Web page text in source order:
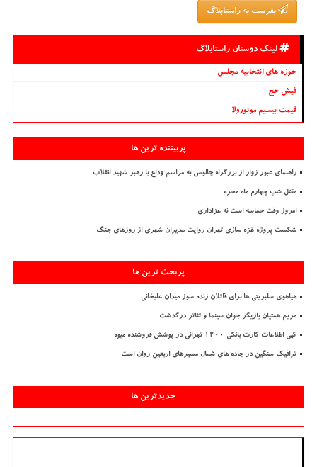
بفرست به راستابلاگ
لینک دوستان راستابلاگ
حوزه های انتخابیه مجلس
فیش حج
قیمت بیسیم موتورولا
پربیننده ترین ها
راهنمای عبور زوار از بزرگراه چالوس به مراسم وداع با رهبر شهید انقلاب
مقتل شب چهارم ماه محرم
امروز وقت حماسه است نه عزاداری
شکست پروژه غزه سازی تهران روایت مدیران شهری از روزهای جنگ
پربحث ترین ها
هیاهوی سلبریتی ها برای قاتلان زنده سوز میدان علیخانی
مریم همتیان بازیگر جوان سینما و تئاتر درگذشت
کپی اطلاعات کارت بانکی ۱۲۰۰ تهرانی در پوشش فروشنده میوه
ترافیک سنگین در جاده های شمال مسیرهای اربعین روان است
جدیدترین ها